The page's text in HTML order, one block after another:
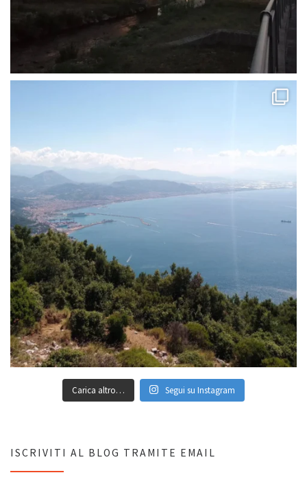
Carica altro… Segui su Instagram
ISCRIVITI AL BLOG TRAMITE EMAIL